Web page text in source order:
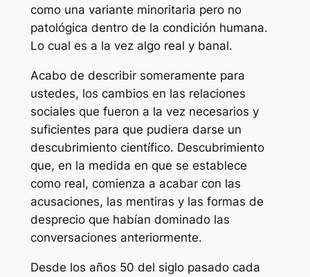
como una variante minoritaria pero no
patológica dentro de la condición humana.
Lo cual es a la vez algo real y banal.
Acabo de describir someramente para
ustedes, los cambios en las relaciones
sociales que fueron a la vez necesarios y
suficientes para que pudiera darse un
descubrimiento científico. Descubrimiento
que, en la medida en que se establece
como real, comienza a acabar con las
acusaciones, las mentiras y las formas de
desprecio que habían dominado las
conversaciones anteriormente.
Desde los años 50 del siglo pasado cada